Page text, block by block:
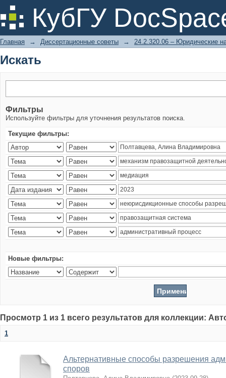
КубГУ
Искать
Главная → Диссертационные советы → 24.2.320.06 – Юридические
Искать
Фильтры
Используйте фильтры для уточнения результатов поиска.
Текущие фильтры:
Новые фильтры:
Просмотр 1 из 1 всего результатов для коллекции:
1
Альтернативные способы разрешения
споров